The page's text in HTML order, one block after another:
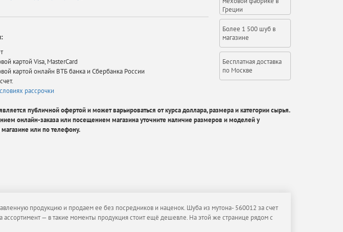
Греции
Более 1 500 шуб в
магазине
Бесплатная доставка
по Москве
картой Visa, MasterCard
картой онлайн ВТБ банка и Сбербанка России
рассрочки
публичной офертой и может варьироваться от курса доллара, размера и категории сырья.
онлайн-заказа или посещением магазина уточните наличие размеров и моделей у
магазине или по телефону.
продукцию и продаем ее без посредников и наценок. Шуба из мутона- 560012 за счет
— в такие моменты продукция стоит ещё дешевле. На этой же странице рядом с